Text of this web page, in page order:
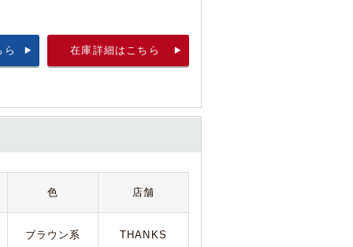
在庫詳細はこちら
ら
色 店舗
ブラウン系 THANKS